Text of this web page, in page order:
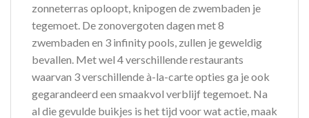
zonneterras oploopt, knipogen de zwembaden je
tegemoet. De zonovergoten dagen met 8
zwembaden en 3 infinity pools, zullen je geweldig
bevallen. Met wel 4 verschillende restaurants
waarvan 3 verschillende à-la-carte opties ga je ook
gegarandeerd een smaakvol verblijf tegemoet. Na
al die gevulde buikjes is het tijd voor wat actie, maak